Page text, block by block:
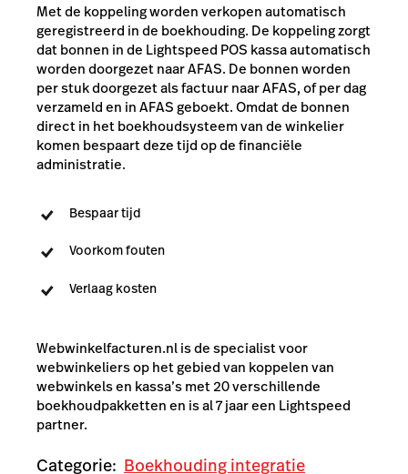
Met de koppeling worden verkopen automatisch
geregistreerd in de boekhouding. De koppeling zorgt
dat bonnen in de Lightspeed POS kassa automatisch
worden doorgezet naar AFAS. De bonnen worden
per stuk doorgezet als factuur naar AFAS, of per dag
verzameld en in AFAS geboekt. Omdat de bonnen
direct in het boekhoudsysteem van de winkelier
komen bespaart deze tijd op de financiële
administratie.
Bespaar tijd
Voorkom fouten
Verlaag kosten
Webwinkelfacturen.nl is de specialist voor
webwinkeliers op het gebied van koppelen van
webwinkels en kassa’s met 20 verschillende
boekhoudpakketten en is al 7 jaar een Lightspeed
partner.
Categorie: Boekhouding integratie